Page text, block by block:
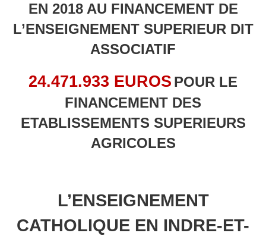
EN 2018 AU FINANCEMENT DE
L’ENSEIGNEMENT SUPERIEUR DIT
ASSOCIATIF
24.471.933 EUROS POUR LE
FINANCEMENT DES
ETABLISSEMENTS SUPERIEURS
AGRICOLES
L’ENSEIGNEMENT
CATHOLIQUE EN INDRE-ET-